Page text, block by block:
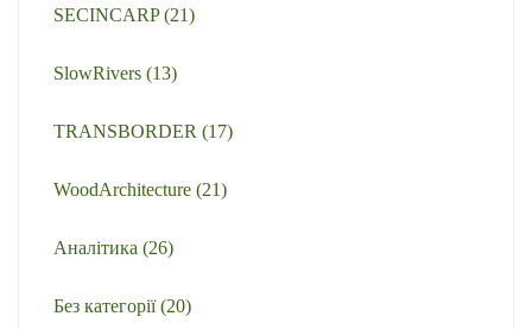
SECINCARP(21)
SlowRivers (13)
TRANSBORDER (17)
WoodArchitecture (21)
Аналітика (26)
Без категорії(20)